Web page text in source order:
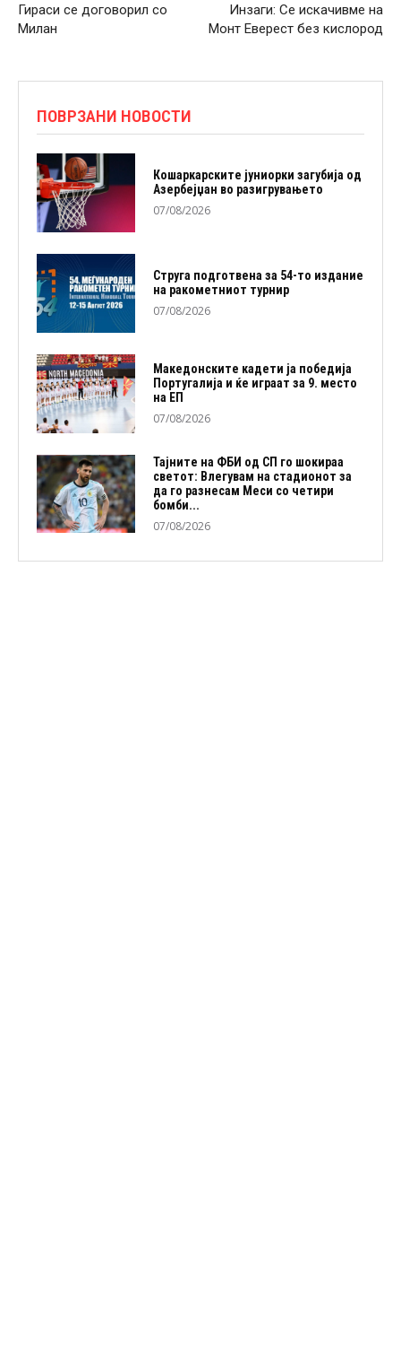
Гираси се договорил со
Милан
Инзаги: Се искачивме на
Монт Еверест без кислород
ПОВРЗАНИ НОВОСТИ
Кошаркарските јуниорки загубија од
Азербејџан во разигрувањето
07/08/2026
Струга подготвена за 54-то издание
на ракометниот турнир
07/08/2026
Македонските кадети ја победија
Португалија и ќе играат за 9. место
на ЕП
07/08/2026
Тајните на ФБИ од СП го шокираа
светот: Влегувам на стадионот за
да го разнесам Меси со четири
бомби...
07/08/2026